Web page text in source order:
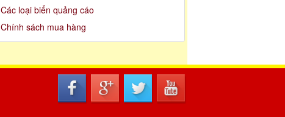
Các loại biển quảng cáo
Chính sách mua hàng